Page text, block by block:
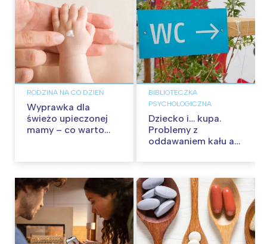
RODZINA NA CO DZIEŃ
Wyprawka dla
świeżo upieczonej
mamy – co warto
BIBLIOTECZKA
PSYCHOLOGICZNA
Dziecko i… kupa.
Problemy z
oddawaniem kału a
nerwowym